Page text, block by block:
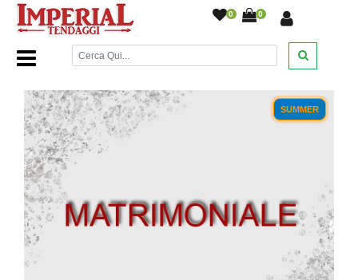
0 0
Home Page/Letto/Trapunte Primaverili/
SUMMER